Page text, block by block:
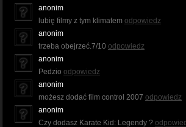
anonim
lubię filmy z tym klimatem odpowiedz
anonim
trzeba obejrzeć.7/10 odpowiedz
anonim
Pedzio odpowiedz
anonim
możesz dodać film control 2007 odpowiedz
anonim
Czy dodasz Karate Kid: Legendy ?